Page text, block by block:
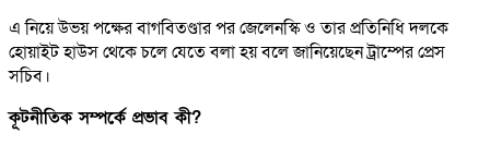
এ নিয়ে উভয় পক্ষের বাগবিতণ্ডার পর জেলেনস্কি ও তার প্রতিনিধি দলকে
হোয়াইট হাউস থেকে চলে যেতে বলা হয় বলে জানিয়েছেন ট্রাম্পের প্রেস
সচিব।
কূটনীতিক সম্পর্কে প্রভাব কী?